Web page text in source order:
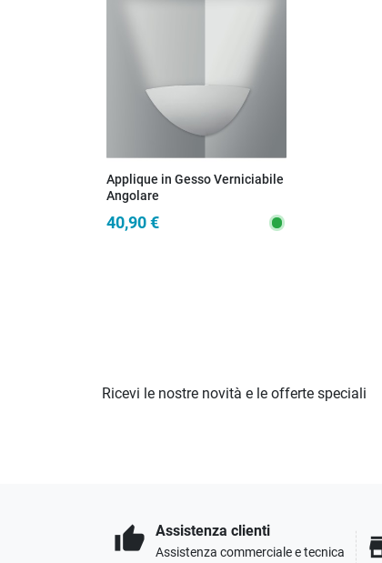
Applique in Gesso Verniciabile
Angolare
40,90 €
Ricevi le nostre novità e le offerte speciali
thumb_up Assistenza clienti
Assistenza commerciale e tecnica